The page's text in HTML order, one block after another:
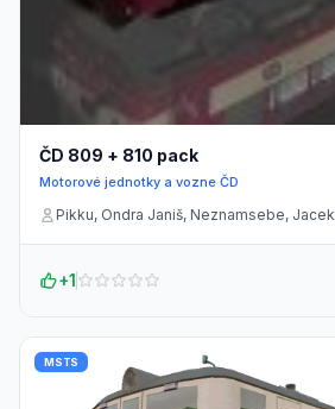
ČD 809 + 810 pack
Motorové jednotky a vozne ČD
Pikku, Ondra Janiš, Neznamsebe, Jacek
+1
MSTS